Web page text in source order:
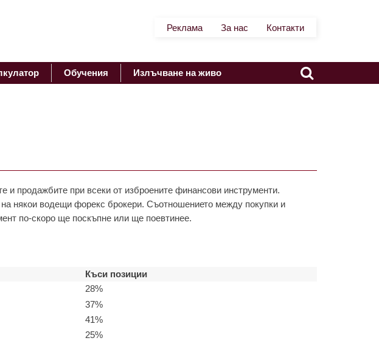
Реклама За нас Контакти
Обучения Излъчване на живо
и продажбите при всеки от изброените финансови инструменти.
някои водещи форекс брокери. Съотношението между покупки и
по-скоро ще поскъпне или ще поевтинее.
Къси позиции
28%
37%
41%
25%